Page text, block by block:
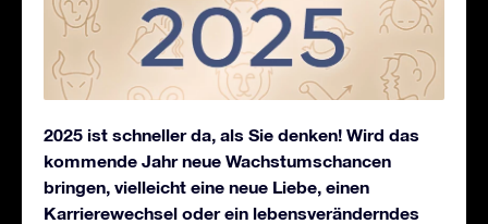
2025 ist schneller da, als Sie denken! Wird das
kommende Jahr neue Wachstumschancen
bringen, vielleicht eine neue Liebe, einen
Karrierewechsel oder ein lebensveränderndes